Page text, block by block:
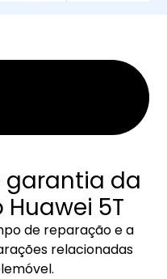
garantia da
5T
de reparação e a
relacionadas